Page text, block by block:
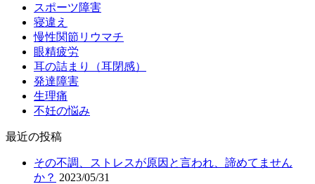
スポーツ障害
寝違え
慢性関節リウマチ
眼精疲労
耳の詰まり（耳閉感）
発達障害
生理痛
不妊の悩み
最近の投稿
その不調、ストレスが原因と言われ、諦めてません
か？ 2023/05/31